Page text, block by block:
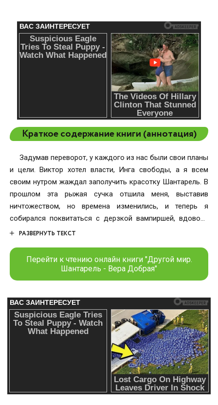
Краткое содержание книги (аннотация)
Задумав переворот, у каждого из нас были свои планы
и цели. Виктор хотел власти, Инга свободы, а я всем
своим нутром жаждал заполучить красотку Шантарель. В
прошлом эта рыжая сучка отшила меня, выставив
ничтожеством, но времена изменились, и теперь я
собирался поквитаться с дерзкой вампиршей, вдоволь
насладившись ее прекрасным соблазнительным телом. Я
но, как оказалось, вокруг малышки Шанти и без меня
скопилось множество «доброжелателей», поэтому,
прежде чем наказать девушку, мне придётся её спасти…
РАЗВЕРНУТЬ ТЕКСТ
Перейти к чтению онлайн книги "Другой мир.
Шантарель - Вера Добрая"